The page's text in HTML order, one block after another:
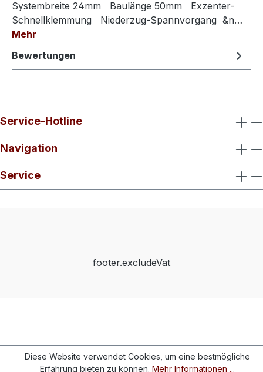
Systembreite 24mm Baulänge 50mm Exzenter-
Schnellklemmung Niederzug-Spannvorgang &n…
Mehr
Bewertungen
Service-Hotline
Navigation
Service
footer.excludeVat
Diese Website verwendet Cookies, um eine bestmögliche
Erfahrung bieten zu können. Mehr Informationen ...